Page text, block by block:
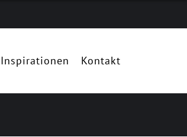
Inspirationen Kontakt